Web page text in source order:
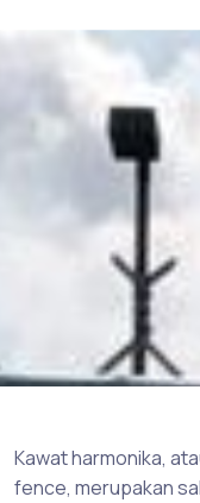
Kawat harmonika,
fence, merupakan